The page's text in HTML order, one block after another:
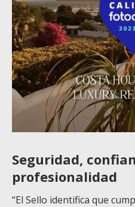
Seguridad,
profesionalidad
“El Sello identifica que